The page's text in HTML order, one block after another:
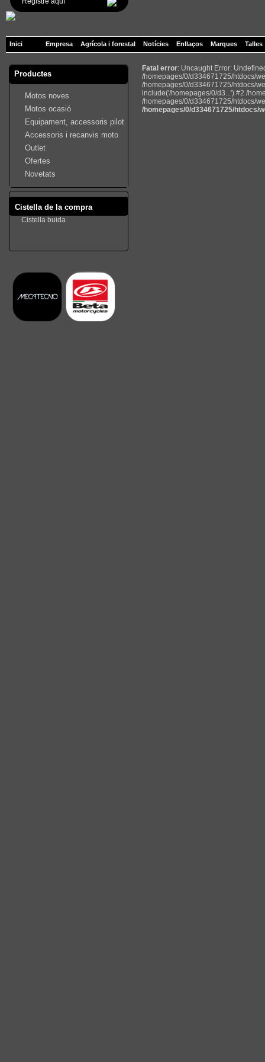
Inici Empresa Agrícola i forestal Notícies Enllaços Marques Talles
Productes
Motos noves
Motos ocasió
Equipament, accessoris pilot
Accessoris i recanvis moto
Outlet
Ofertes
Novetats
Cistella de la compra
Cistella buida
Fatal error: Uncaught Error:
/homepages/0/d334671725/htdocs/
/homepages/0/d334671725/htdocs/
include('/homepages/0/d3...') #2 /
/homepages/0/d334671725/htdocs/
/homepages/0/d334671725/htdocs/